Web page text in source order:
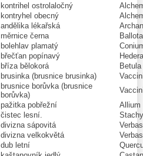
kontrihel ostrolaločný
kontryhel obecný
andělika lékařská
měrnice černa
bolehlav plamatý
břečťan popínavý
bříza bělokorá
brusinka (brusnice brusinka)
brusnice borůvka (brusnice
borůvka)
pažitka pobřežní
Allium
čistec lesní.
divizna sápovitá
divizna velkokvětá
dub letní